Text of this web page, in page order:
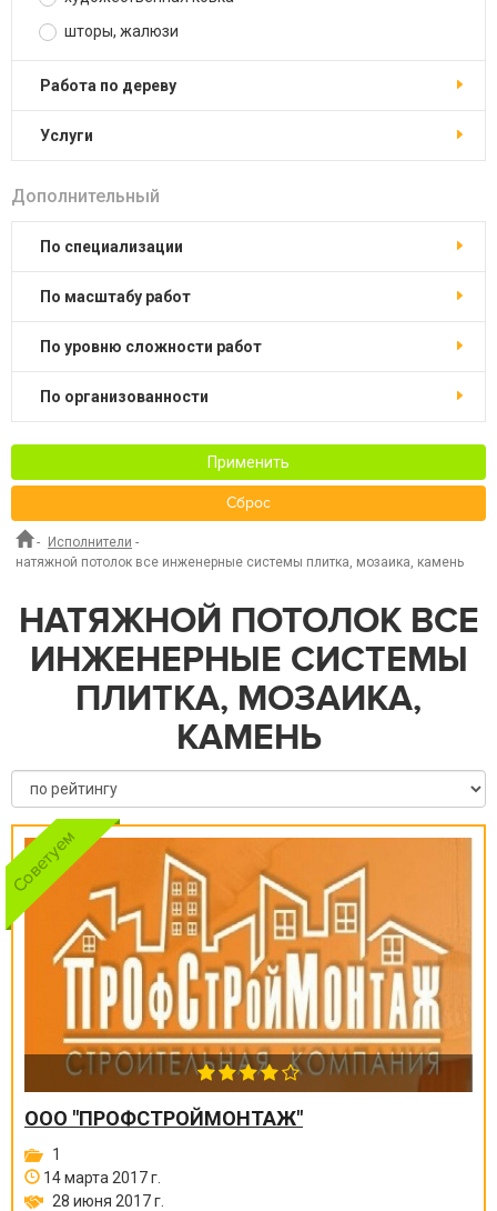
шторы, жалюзи
работа по дереву
услуги
Дополнительный
по специализации
по масштабу работ
по уровню сложности работ
по организованности
Применить
Сброс
- Исполнители -
натяжной потолок все инженерные системы плитка, мозаика, камень
НАТЯЖНОЙ ПОТОЛОК ВСЕ
ИНЖЕНЕРНЫЕ СИСТЕМЫ
ПЛИТКА, МОЗАИКА,
КАМЕНЬ
ООО "ПРОФСТРОЙМОНТАЖ"
1
14 марта 2017 г.
28 июня 2017 г.